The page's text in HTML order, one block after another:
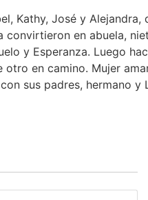
Kathy, José y Alejandra,
en abuela,
y Esperanza. Luego
en camino. Mujer
sus padres, hermano y